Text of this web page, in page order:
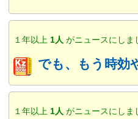
１年以上 1人 がニュースにしま
でも、もう時効
１年以上 1人 がニュースにしま